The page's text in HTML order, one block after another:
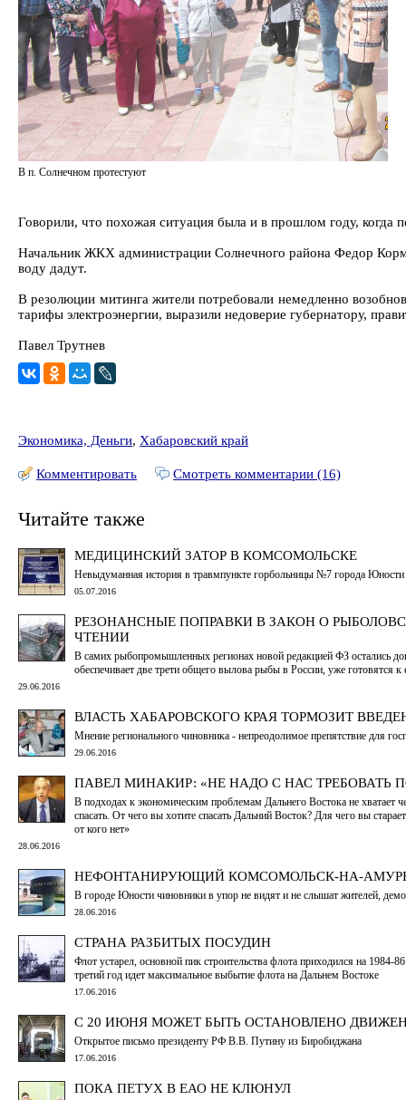
В п. Солнечном протестуют
Говорили, что похожая ситуация была и в прошлом году, когда
Начальник ЖКХ администрации Солнечного района Федор
воду дадут.
В резолюции митинга жители потребовали немедленно
тарифы электроэнергии, выразили недоверие губернатору,
Павел Трутнев
Экономика, Деньги, Хабаровский край
Комментировать Смотреть комментарии (16)
Читайте также
МЕДИЦИНСКИЙ ЗАТОР В КОМСОМОЛЬСКЕ
Невыдуманная история в травмпункте горбольницы №7 города Юности
05.07.2016
РЕЗОНАНСНЫЕ ПОПРАВКИ В ЗАКОН О
ЧТЕНИИ
В самих рыбопромышленных регионах новой редакцией ФЗ остались
обеспечивает две трети общего вылова рыбы в России, уже готовятся к
29.06.2016
ВЛАСТЬ ХАБАРОВСКОГО КРАЯ ТОРМОЗИТ
Мнение регионального чиновника - непреодолимое препятствие для
29.06.2016
ПАВЕЛ МИНАКИР: «НЕ НАДО С НАС ТРЕБОВАТЬ
В подходах к экономическим проблемам Дальнего Востока не хватает
спасать. От чего вы хотите спасать Дальний Восток? Для чего вы
от кого нет»
28.06.2016
НЕФОНТАНИРУЮЩИЙ КОМСОМОЛЬСК-НА-
В городе Юности чиновники в упор не видят и не слышат жителей,
28.06.2016
СТРАНА РАЗБИТЫХ ПОСУДИН
Флот устарел, основной пик строительства флота приходился на 1984-
третий год идет максимальное выбытие флота на Дальнем Востоке
17.06.2016
С 20 ИЮНЯ МОЖЕТ БЫТЬ ОСТАНОВЛЕНО
Открытое письмо президенту РФ В.В. Путину из Биробиджана
17.06.2016
ПОКА ПЕТУХ В ЕАО НЕ КЛЮНУЛ